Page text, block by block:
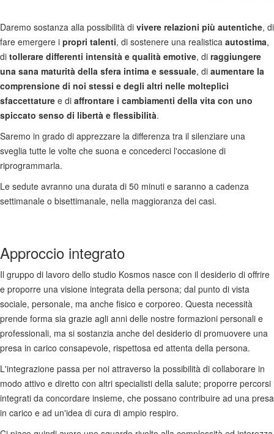
Daremo sostanza alla possibilità di vivere relazioni più autentiche, di
fare emergere i propri talenti, di sostenere una realistica autostima,
di tollerare differenti intensità e qualità emotive, di raggiungere
una sana maturità della sfera intima e sessuale, di aumentare la
comprensione di noi stessi e degli altri nelle molteplici
sfaccettature e di affrontare i cambiamenti della vita con uno
spiccato senso di libertà e flessibilità.
Saremo in grado di apprezzare la differenza tra il silenziare una
sveglia tutte le volte che suona e concederci l'occasione di
riprogrammarla.
Le sedute avranno una durata di 50 minuti e saranno a cadenza
settimanale o bisettimanale, nella maggioranza dei casi.
Approccio integrato
Il gruppo di lavoro dello studio Kosmos nasce con il desiderio di offrire
e proporre una visione integrata della persona; dal punto di vista
sociale, personale, ma anche fisico e corporeo. Questa necessità
prende forma sia grazie agli anni delle nostre formazioni personali e
professionali, ma si sostanzia anche del desiderio di promuovere una
presa in carico consapevole, rispettosa ed attenta della persona.
L'integrazione passa per noi attraverso la possibilità di collaborare in
modo attivo e diretto con altri specialisti della salute; proporre percorsi
integrati da concordare insieme, che possano contribuire ad una presa
in carico e ad un'idea di cura di ampio respiro.